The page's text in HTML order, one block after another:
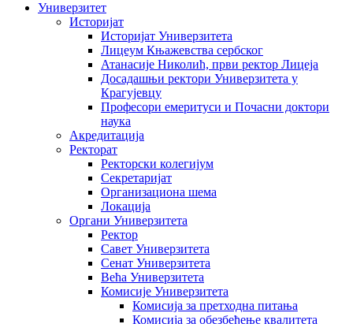
Универзитет
Историјат
Историјат Универзитета
Лицеум Књажевства сербског
Атанасије Николић, први ректор Лицеја
Досадашњи ректори Универзитета у
Крагујевцу
Професори емеритуси и Почасни доктори
наука
Акредитација
Ректорат
Ректорски колегијум
Секретаријат
Организациона шема
Локација
Органи Универзитета
Ректор
Савет Универзитета
Сенат Универзитета
Већа Универзитета
Комисије Универзитета
Комисија за претходна питања
Комисија за обезбеђење квалитета